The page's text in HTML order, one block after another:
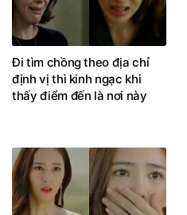
Đi tìm chồng theo địa chỉ
định vị thì kinh ngạc khi
thấy điểm đến là nơi này